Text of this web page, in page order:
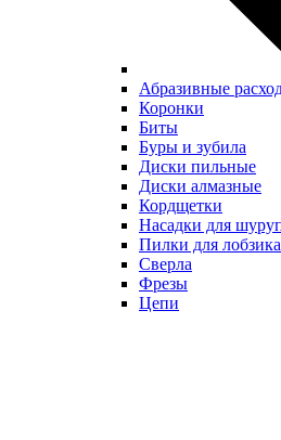
Абразивные
Коронки
Биты
Буры и зубила
Диски пильные
Диски алмазные
Кордщетки
Насадки для
Пилки для лобзика
Сверла
Фрезы
Цепи